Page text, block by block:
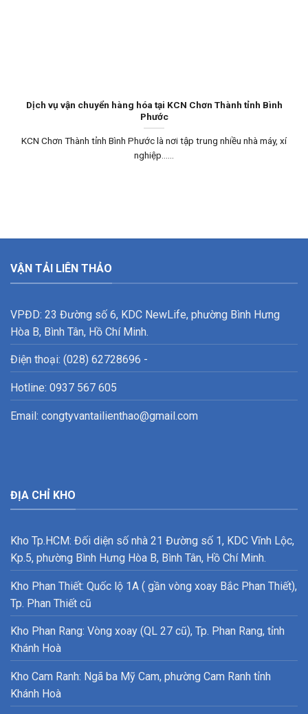
Dịch vụ vận chuyển hàng hóa tại KCN Chơn Thành tỉnh Bình
Phước
KCN Chơn Thành tỉnh Bình Phước là nơi tập trung nhiều nhà máy, xí
nghiệp…...
VẬN TẢI LIÊN THẢO
VPĐD: 23 Đường số 6, KDC NewLife, phường Bình Hưng
Hòa B, Bình Tân, Hồ Chí Minh.
Điện thoại: (028) 62728696 -
Hotline: 0937 567 605
Email: congtyvantailienthao@gmail.com
ĐỊA CHỈ KHO
Kho Tp.HCM: Đối diện số nhà 21 Đường số 1, KDC Vĩnh Lộc,
Kp.5, phường Bình Hưng Hòa B, Bình Tân, Hồ Chí Minh.
Kho Phan Thiết: Quốc lộ 1A ( gần vòng xoay Bắc Phan Thiết),
Tp. Phan Thiết cũ
Kho Phan Rang: Vòng xoay (QL 27 cũ), Tp. Phan Rang, tỉnh
Khánh Hoà
Kho Cam Ranh: Ngã ba Mỹ Cam, phường Cam Ranh tỉnh
Khánh Hoà